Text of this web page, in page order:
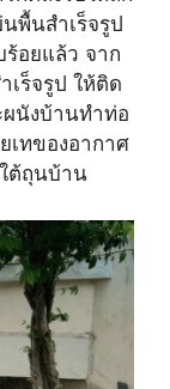
พื้นสำเร็จรูป
อยแล้ว จาก
ร็จรูป ให้ติด
ผนังบ้านทำท่อ
เทของอากาศ
ต้ถุนบ้าน